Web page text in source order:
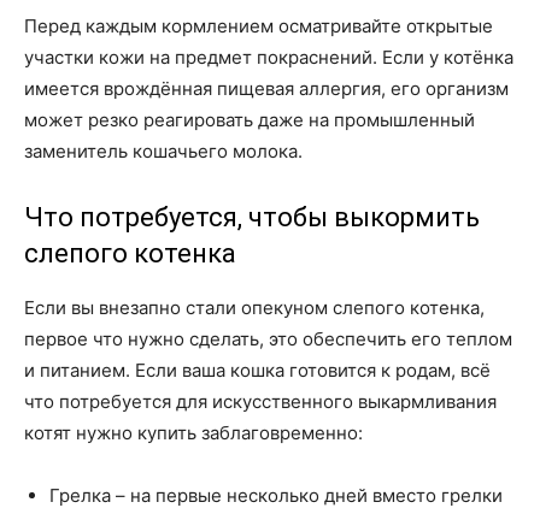
Перед каждым кормлением осматривайте открытые
участки кожи на предмет покраснений. Если у котёнка
имеется врождённая пищевая аллергия, его организм
может резко реагировать даже на промышленный
заменитель кошачьего молока.
Что потребуется, чтобы выкормить
слепого котенка
Если вы внезапно стали опекуном слепого котенка,
первое что нужно сделать, это обеспечить его теплом
и питанием. Если ваша кошка готовится к родам, всё
что потребуется для искусственного выкармливания
котят нужно купить заблаговременно:
Грелка – на первые несколько дней вместо грелки